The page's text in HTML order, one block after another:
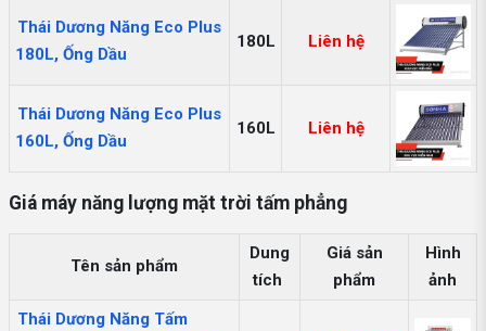
Thái Dương Năng Eco Plus
180L, Ống Dầu
180L Liên hệ
Thái Dương Năng Eco Plus
160L, Ống Dầu
160L Liên hệ
Giá máy năng lượng mặt trời tấm phẳng
Tên sản phẩm
Dung
tích
Giá sản
phẩm
Hình
ảnh
Thái Dương Năng Tấm